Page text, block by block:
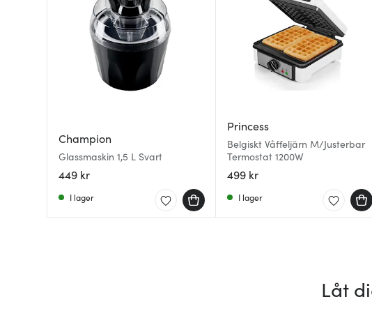
Champion
Glassmaskin 1,5 L Svart
449 kr
I lager
Princess
Belgiskt Våffeljärn M/Justerbar
Termostat 1200W
499 kr
I lager
Låt